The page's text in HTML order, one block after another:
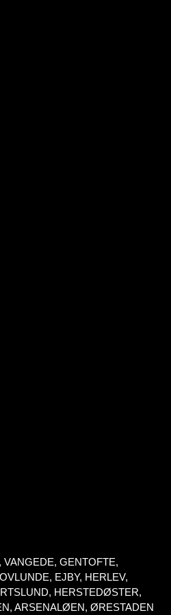
GENTOFTE,
EJBY, HERLEV,
HERSTEDØSTER,
ARSENALØEN, ØRESTADEN